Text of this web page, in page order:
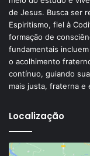
de Jesus. Busca ser
Espiritismo, fiel à
formação de
fundamentais
o acolhimento
contínuo, guiando
mais justa, fraterna e
Localização